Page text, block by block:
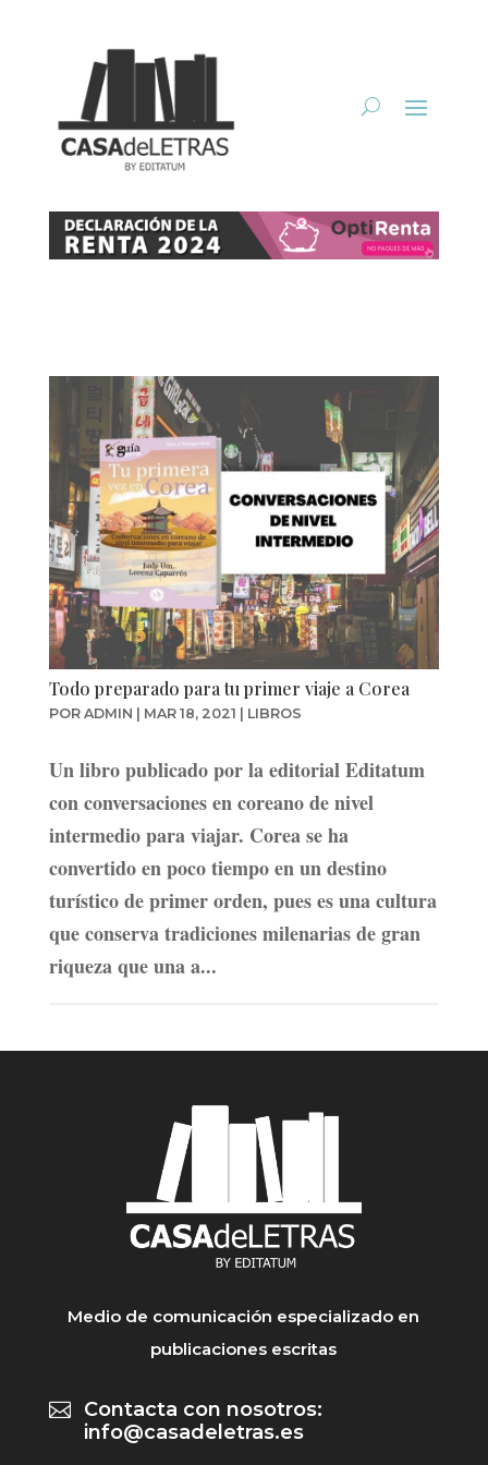
Todo preparado para tu primer viaje a Corea
POR ADMIN MAR 18, 2021 LIBROS
Un libro publicado por la editorial Editatum
con conversaciones en coreano de nivel
intermedio para viajar. Corea se ha
convertido en poco tiempo en un destino
turístico de primer orden, pues es una cultura
que conserva tradiciones milenarias de gran
riqueza que una a...
Medio de comunicación especializado en
publicaciones escritas

Contacta con nosotros:
info@casadeletras.es